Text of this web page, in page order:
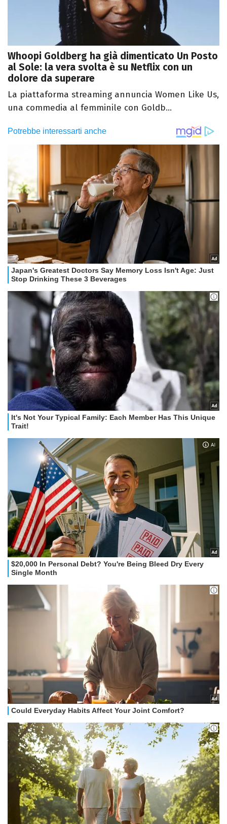
Whoopi Goldberg ha già dimenticato Un Posto
al Sole: la vera svolta è su Netflix con un
dolore da superare
La piattaforma streaming annuncia Women Like Us,
una commedia al femminile con Goldb...